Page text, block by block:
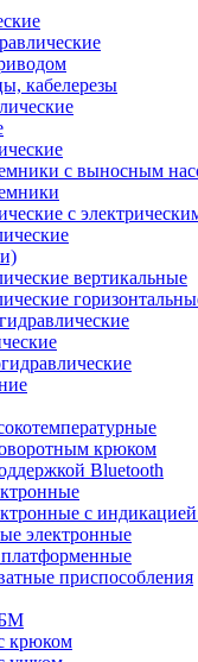
кабелерезы
с выносным
с
вертикальные
крюком
Bluetooth
с индикацией
электронные
приспособления
крюком